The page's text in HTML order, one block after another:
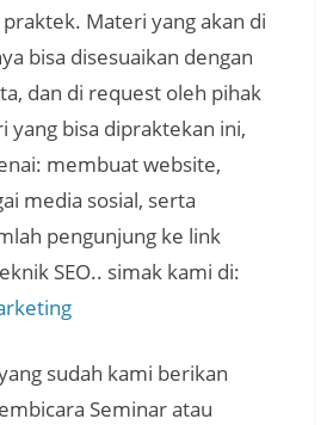
Materi yang akan di
bisa disesuaikan dengan
dan di request oleh pihak
yang bisa dipraktekan ini,
membuat website,
media sosial, serta
pengunjung ke link
SEO.. simak kami di:
sudah kami berikan
Seminar atau